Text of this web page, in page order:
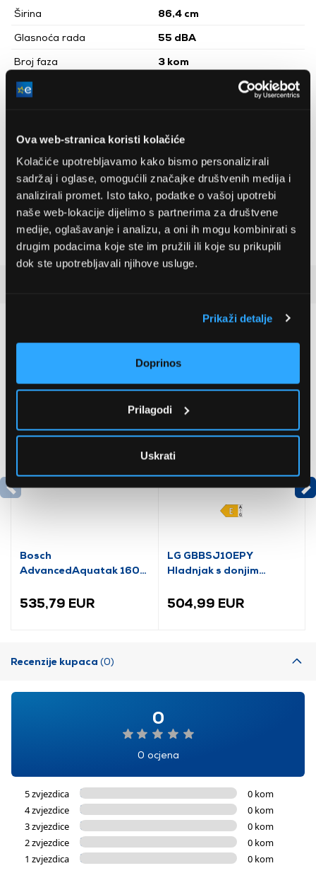
Ova web-stranica koristi kolačiće
Kolačiće upotrebljavamo kako bismo personalizirali
sadržaj i oglase, omogućili značajke društvenih medija i
analizirali promet. Isto tako, podatke o vašoj upotrebi
naše web-lokacije dijelimo s partnerima za društvene
medije, oglašavanje i analizu, a oni ih mogu kombinirati s
drugim podacima koje ste im pružili ili koje su prikupili
dok ste upotrebljavali njihove usluge.
Prikaži detalje
Doprinos
Prilagodi
Uskrati
Širina
86,4 cm
Glasnoća rada
55 dBA
Broj faza
3 kom
Maksimalne snage isporuke
zraka
Energetski razred
C
Broj motora
1 kom
Boja
Sivo
Visina
23,7 cm
Dubina
28 cm
Bosch
AdvancedAquatak 160
(06008A7800)
535,79 EUR
LG GBBSJ10EPY
Hladnjak s donjim
504,99 EUR
Recenzije kupaca (0)
0
0 ocjena
5 zvjezdica
0 kom
4 zvjezdice
0 kom
3 zvjezdice
0 kom
2 zvjezdice
0 kom
1 zvjezdica
0 kom